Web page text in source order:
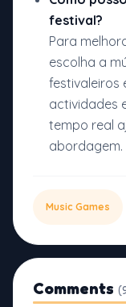
festival?
Para
escolha a
festivaleiros
actividades
tempo real
abordagem.
Music Games
Comments